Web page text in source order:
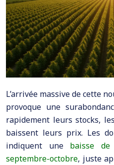
L’arrivée massive de cette
provoque une
rapidement leurs stocks,
baissent leurs prix. Les
indiquent une baisse
septembre-octobre, juste